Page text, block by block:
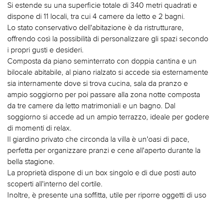
Si estende su una superficie totale di 340 metri quadrati e
dispone di 11 locali, tra cui 4 camere da letto e 2 bagni.
Lo stato conservativo dell'abitazione è da ristrutturare,
offrendo così la possibilità di personalizzare gli spazi secondo
i propri gusti e desideri.
Composta da piano seminterrato con doppia cantina e un
bilocale abitabile, al piano rialzato si accede sia esternamente
sia internamente dove si trova cucina, sala da pranzo e
ampio soggiorno per poi passare alla zona notte composta
da tre camere da letto matrimoniali e un bagno. Dal
soggiorno si accede ad un ampio terrazzo, ideale per godere
di momenti di relax.
Il giardino privato che circonda la villa è un'oasi di pace,
perfetta per organizzare pranzi e cene all'aperto durante la
bella stagione.
La proprietà dispone di un box singolo e di due posti auto
scoperti all'interno del cortile.
Inoltre, è presente una soffitta, utile per riporre oggetti di uso